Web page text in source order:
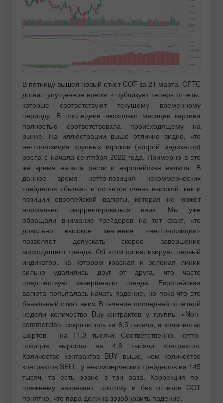
В пятницу вышел новый отчет COT за 21 марта. CFTC
догнал упущенное время и публикует теперь отчеты,
которые соответствуют текущему временному
периоду. В последние несколько месяцев картина
полностью соответствовала происходящему на
рынке. На иллюстрации выше отлично видно, что
нетто-позиция крупных игроков (второй индикатор)
росла с начала сентября 2022 года. Примерно в это
же время начала расти и европейская валюта. В
данное время нетто-позиция некоммерческих
трейдеров «бычья» и остается очень высокой, как и
позиции европейской валюты, которая не может
нормально скорректироваться вниз. Мы уже
обращали внимание трейдеров на тот факт, что
довольно высокое значение «нетто-позиции»
позволяет допускать скорое завершение
восходящего тренда. Об этом сигнализирует первый
индикатор, на котором красная и зеленая линии
сильно удалились друг от друга, что часто
предшествует завершению тренда. Европейская
валюта попыталась начать падение, но пока что это
банальный откат вниз. В течение последней отчетной
недели количество Buy-контрактов у группы «Non-
commercial» сократилось на 6,5 тысячи, а количество
шортов – на 11,3 тысячи. Соответственно, нетто-
позиция выросла на 4,8 тысячи контрактов.
Количество контрактов BUY выше, чем количество
контрактов SELL, у некоммерческих трейдеров на 145
тысяч, то есть ровно в три раза. Коррекция по-
прежнему назревает, поэтому и без отчетов COT
понятно, что пара должна возобновить падение.